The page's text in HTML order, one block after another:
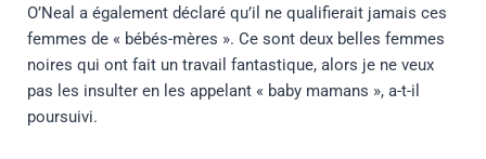
O’Neal a également déclaré qu’il ne qualifierait jamais ces
femmes de « bébés-mères ». Ce sont deux belles femmes
noires qui ont fait un travail fantastique, alors je ne veux
pas les insulter en les appelant « baby mamans », a-t-il
poursuivi.